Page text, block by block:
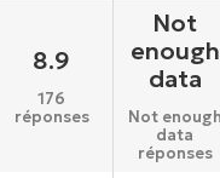
8.9
176
réponses
Not
enough
data
Not enough
data
réponses